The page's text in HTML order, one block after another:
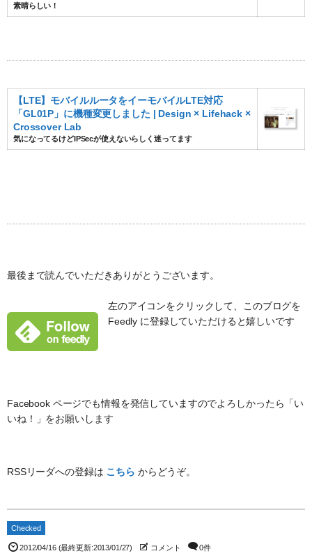
素晴らしい！
【LTE】モバイルルータをイーモバイルLTE対応
「GL01P」に機種変更しました | Design × Lifehack ×
Crossover Lab
気になってるけどIPSecが使えないらしく迷ってます
最後まで読んでいただきありがとうございます。
左のアイコンをクリックして、このブログを
Feedly に登録していただけると嬉しいです
Facebook ページでも情報を発信していますのでよろしかったら「い
いね！」をお願いします
RSSリーダへの登録は こちら からどうぞ。
Checked
2012/04/16(最終更新:2013/01/27) コメント 0件